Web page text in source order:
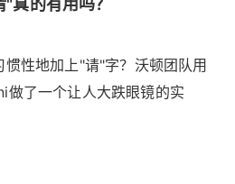
真的有用吗？
性地加上"请"字？沃顿团队用
了一个让人大跌眼镜的实